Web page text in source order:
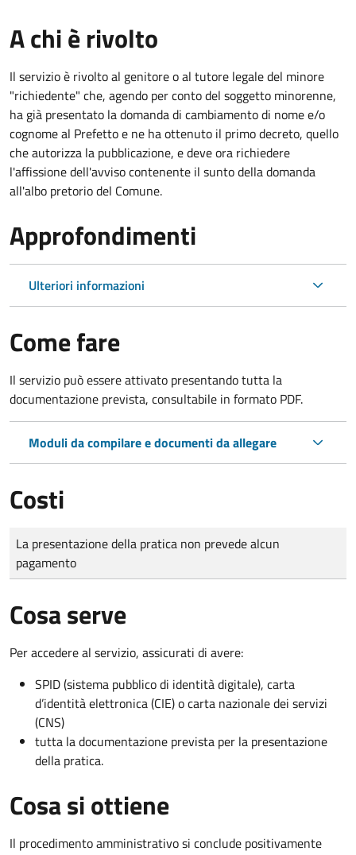
A chi è rivolto
Il servizio è rivolto al genitore o al tutore legale del minore
"richiedente" che, agendo per conto del soggetto minorenne,
ha già presentato la domanda di cambiamento di nome e/o
cognome al Prefetto e ne ha ottenuto il primo decreto, quello
che autorizza la pubblicazione, e deve ora richiedere
l'affissione dell'avviso contenente il sunto della domanda
all'albo pretorio del Comune.
Approfondimenti
Ulteriori informazioni
Come fare
Il servizio può essere attivato presentando tutta la
documentazione prevista, consultabile in formato PDF.
Moduli da compilare e documenti da allegare
Costi
Tipo di pagamento
Importo
La presentazione della pratica non prevede alcun
pagamento
Cosa serve
Per accedere al servizio, assicurati di avere:
SPID (sistema pubblico di identità digitale), carta
d’identità elettronica (CIE) o carta nazionale dei servizi
(CNS)
tutta la documentazione prevista per la presentazione
della pratica.
Cosa si ottiene
Il procedimento amministrativo si conclude positivamente